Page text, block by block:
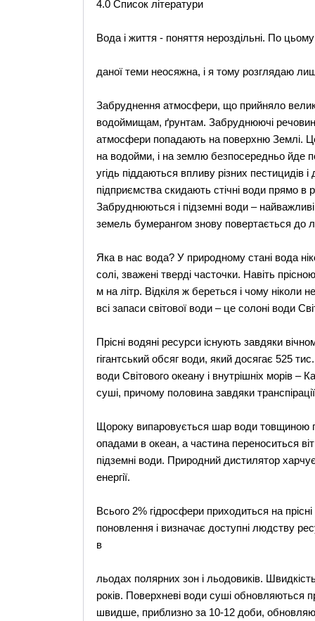
4.0 Список літератури
Вода і життя - поняття нероздільні. По
даної теми неосяжна, і я тому розглядаю
Забруднення атмосфери, що прийняло
водоймищам, ґрунтам. Забруднюючі
атмосфери попадають на поверхню Землі.
на водойми, і на землю безпосередньо йде
угідь піддаються впливу різних пестицидів
підприємства скидають стічні води прямо в
Забруднюються і підземні води –
земель бумерангом знову повертається до
Яка в нас вода? У природному стані вода
солі, зважені тверді часточки. Навіть
м на літр. Відкіля ж береться і чому ніколи
всі запаси світової води – це солоні води
Прісні водяні ресурси існують завдяки
гігантський обсяг води, який досягає 525
води Світового океану і внутрішніх морів –
суші, причому половина завдяки
Щороку випаровується шар води товщиною
опадами в океан, а частина переноситься
підземні води. Природний дистилятор
енергії.
Всього 2% гідросфери приходиться на
поновлення і визначає доступні людству
в
льодах полярних зон і льодовиків.
років. Поверхневі води суші обновляються
швидше, приблизно за 10-12 доби,